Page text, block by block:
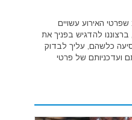
האירוע עשויים
ברצוננו להדגיש בפניך את
כלשהם, עליך לבדוק
ועדכניותם של פרטי